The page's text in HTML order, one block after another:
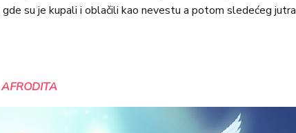
su je kupali i oblačili kao nevestu a potom sledećeg jutra
AFRODITA